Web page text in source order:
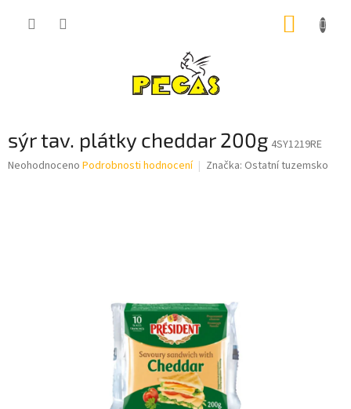
sýr tav. plátky cheddar 200g 4SY1219RE
Průměrné
Neohodnoceno Podrobnosti hodnocení Značka: Ostatní tuzemsko